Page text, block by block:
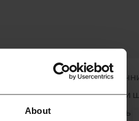
About
на продажу
для здоров'я.
клієнтів, які прагнуть